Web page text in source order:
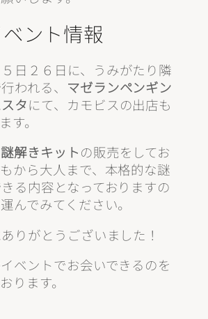
ント情報
日２６日に、うみがたり隣
われる、 マゼランペンギン
タにて、カモビスの出店も
す。
謎解きキットの販売をしてお
から大人まで、本格的な謎
る内容となっておりますの
んでみてください。
りがとうございました！
ベントでお会いできるのを
ります。